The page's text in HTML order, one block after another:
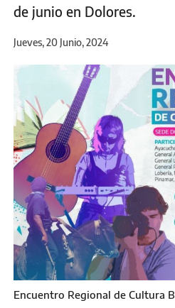
de junio en Dolores.
Jueves, 20 Junio, 2024
Encuentro Regional de Cultura